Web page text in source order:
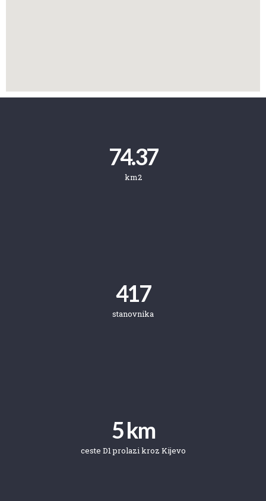
74.37
km2
417
stanovnika
5 km
ceste D1 prolazi kroz Kijevo